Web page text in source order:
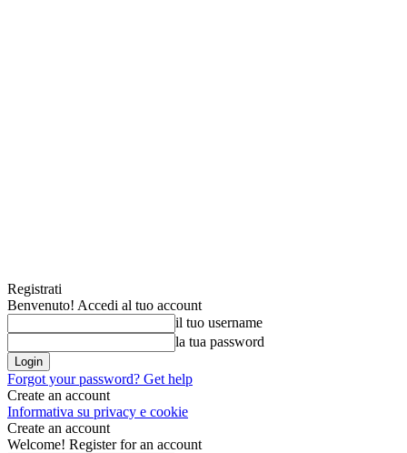
Registrati
Benvenuto! Accedi al tuo account
il tuo username
la tua password
Forgot your password? Get help
Create an account
Informativa su privacy e cookie
Create an account
Welcome! Register for an account